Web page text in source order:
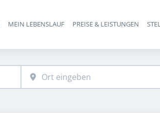
Haupt-Navigation
MEIN LEBENSLAUF PREISE & LEISTUNGEN